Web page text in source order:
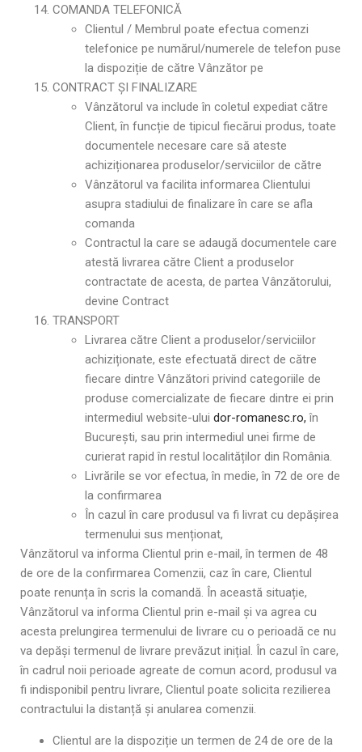
COMANDA TELEFONICĂ
Clientul / Membrul poate efectua comenzi
telefonice pe numărul/numerele de telefon puse
la dispoziție de către Vânzător pe
CONTRACT ȘI FINALIZARE
Vânzătorul va include în coletul expediat către
Client, în funcție de tipicul fiecărui produs, toate
documentele necesare care să ateste
achiziționarea produselor/serviciilor de către
Vânzătorul va facilita informarea Clientului
asupra stadiului de finalizare în care se afla
comanda
Contractul la care se adaugă documentele care
atestă livrarea către Client a produselor
contractate de acesta, de partea Vânzătorului,
devine Contract
TRANSPORT
Livrarea către Client a produselor/serviciilor
achiziționate, este efectuată direct de către
fiecare dintre Vânzători privind categoriile de
produse comercializate de fiecare dintre ei prin
intermediul website-ului dor-romanesc.ro,în
București, sau prin intermediul unei firme de
curierat rapid în restul localităților din România.
Livrările se vor efectua, în medie, în 72 de ore de
la confirmarea
În cazul în care produsul va fi livrat cu depășirea
termenului sus menționat,
Vânzătorul va informa Clientul prin e-mail, în termen de 48
de ore de la confirmarea Comenzii, caz în care, Clientul
poate renunța în scris la comandă. În această situație,
Vânzătorul va informa Clientul prin e-mail și va agrea cu
acesta prelungirea termenului de livrare cu o perioadă ce nu
va depăși termenul de livrare prevăzut inițial. În cazul în care,
în cadrul noii perioade agreate de comun acord, produsul va
fi indisponibil pentru livrare, Clientul poate solicita rezilierea
contractului la distanță și anularea comenzii.
Clientul are la dispoziție un termen de 24 de ore de la